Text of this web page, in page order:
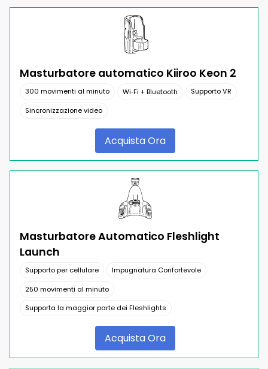
Masturbatore automatico Kiiroo Keon 2
300 movimenti al minuto Wi‑Fi + Bluetooth Supporto VR
Sincronizzazione video
Acquista Ora
Masturbatore Automatico Fleshlight
Launch
Supporto per cellulare
Impugnatura Confortevole
250 movimenti al minuto
Supporta la maggior parte dei Fleshlights
Acquista Ora